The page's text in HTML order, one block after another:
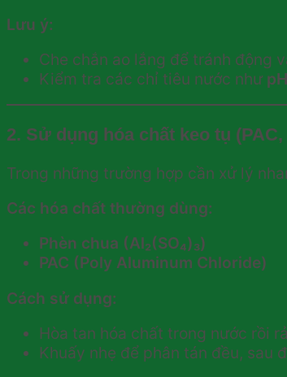
Lưu ý:
Che chắn ao lắng để tránh động
Kiểm tra các chỉ tiêu nước như
2. Sử dụng hóa chất keo tụ
Trong những trường hợp cần xử lý
Các hóa chất thường dùng:
Phèn chua (Al₂(SO₄)₃)
PAC (Poly Aluminum Chloride)
Cách sử dụng:
Hòa tan hóa chất trong nước rồi
Khuấy nhẹ để phân tán đều, sau